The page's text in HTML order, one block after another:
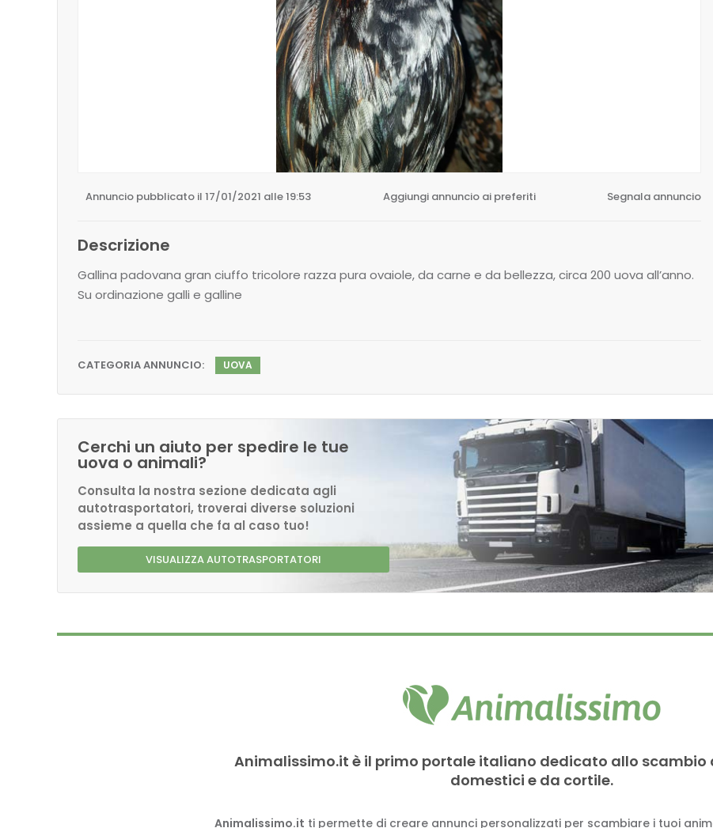
Annuncio pubblicato il 17/01/2021 alle 19:53 Aggiungi annuncio ai preferiti Segnala annuncio
Descrizione
Gallina padovana gran ciuffo tricolore razza pura ovaiole, da carne e da bellezza, circa 200 uova all’anno.
Su ordinazione galli e galline
CATEGORIA ANNUNCIO: UOVA
Cerchi un aiuto per spedire le tue
uova o animali?
Consulta la nostra sezione dedicata agli
autotrasportatori, troverai diverse soluzioni
assieme a quella che fa al caso tuo!
VISUALIZZA AUTOTRASPORTATORI
Animalissimo.it è il primo portale italiano dedicato allo scambio
domestici e da cortile.
Animalissimo.it ti permette di creare annunci personalizzati per scambiare i tuoi